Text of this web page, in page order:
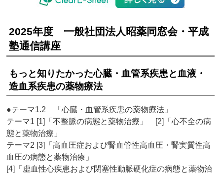
2025年度 一般社団法人昭薬同窓会・平成
塾通信講座
もっと知りたかった心臓・血管系疾患と血液・
造血系疾患の薬物療法
●テーマ1.2 「心臓・血管系疾患の薬物療法」
テーマ1 [1]「不整脈の病態と薬物治療」 [2]「心不全の病
態と薬物治療」
テーマ2 [3]「高血圧症および腎血管性高血圧・腎実質性高
血圧の病態と薬物治療」
[4]「虚血性心疾患および閉塞性動脈硬化症の病態と薬物治